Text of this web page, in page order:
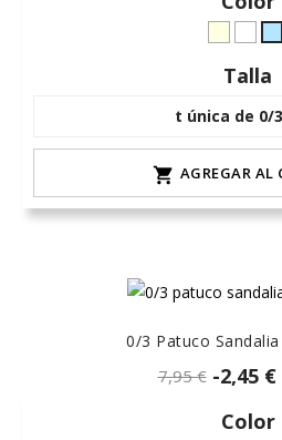
crudo-
marfil
Talla
 AGREGAR AL
0/3 Patuco
7,95 € -2,45 €
Color